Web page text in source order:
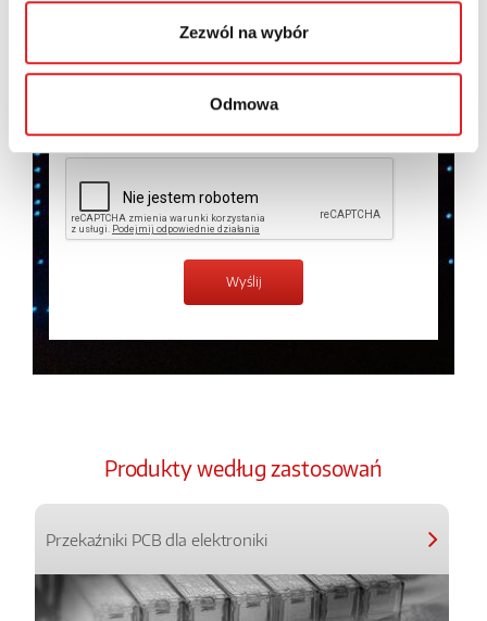
Zezwól na wybór
Odmowa
osobowych przez Relpol S.A. Więcej informacji na
prywatności.*
Produkty według zastosowań
Przekaźniki PCB dla elektroniki